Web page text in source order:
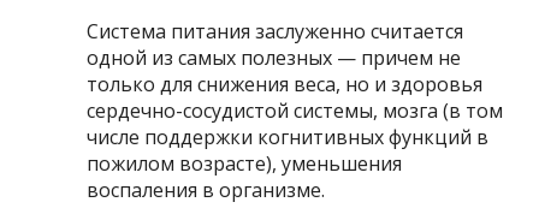
Система питания заслуженно считается
одной из самых полезных — причем не
только для снижения веса, но и здоровья
сердечно-сосудистой системы, мозга (в том
числе поддержки когнитивных функций в
пожилом возрасте), уменьшения
воспаления в организме.